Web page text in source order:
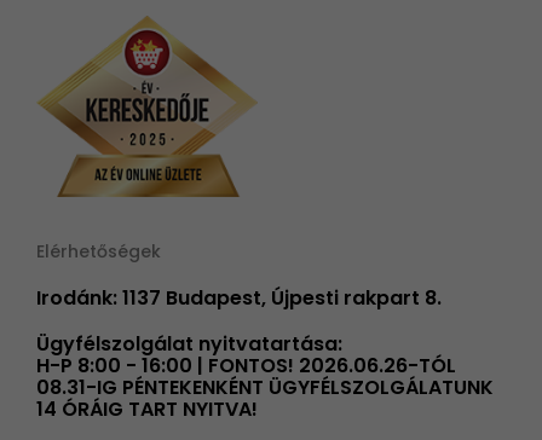
Elérhetőségek
Irodánk: 1137 Budapest, Újpesti rakpart 8.
Ügyfélszolgálat nyitvatartása:
H-P 8:00 - 16:00 | FONTOS! 2026.06.26-TÓL
08.31-IG PÉNTEKENKÉNT ÜGYFÉLSZOLGÁLATUNK
14 ÓRÁIG TART NYITVA!